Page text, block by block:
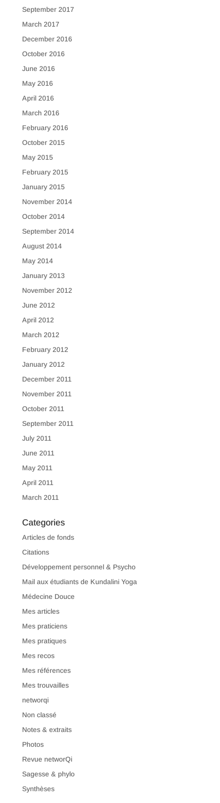
September 2017
March 2017
December 2016
October 2016
June 2016
May 2016
April 2016
March 2016
February 2016
October 2015
May 2015
February 2015
January 2015
November 2014
October 2014
September 2014
August 2014
May 2014
January 2013
November 2012
June 2012
April 2012
March 2012
February 2012
January 2012
December 2011
November 2011
October 2011
September 2011
July 2011
June 2011
May 2011
April 2011
March 2011
Categories
Articles de fonds
Citations
Développement personnel & Psycho
Mail aux étudiants de Kundalini Yoga
Médecine Douce
Mes articles
Mes praticiens
Mes pratiques
Mes recos
Mes références
Mes trouvailles
networqi
Non classé
Notes & extraits
Photos
Revue networQi
Sagesse & phylo
Synthèses